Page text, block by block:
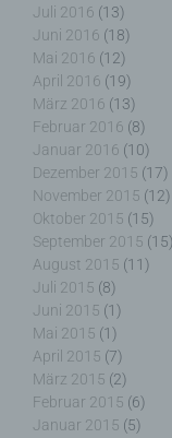
Juli 2016 (13)
Juni 2016 (18)
Mai 2016 (12)
April 2016 (19)
März 2016 (13)
Februar 2016 (8)
Januar 2016 (10)
Dezember 2015 (17)
November 2015 (12)
Oktober 2015 (15)
September 2015 (15)
August 2015 (11)
Juli 2015 (8)
Juni 2015 (1)
Mai 2015 (1)
April 2015 (7)
März 2015 (2)
Februar 2015 (6)
Januar 2015 (5)
nach dem
nicht als
j) Dritter
Dritter ist eine
Behörde,
betroffenen
der
befugt sind,
verarbeiten.